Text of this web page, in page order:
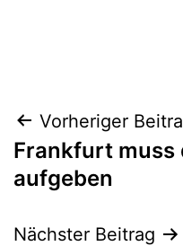
Vorheriger
Frankfurt muss
aufgeben
Nächster Beitrag